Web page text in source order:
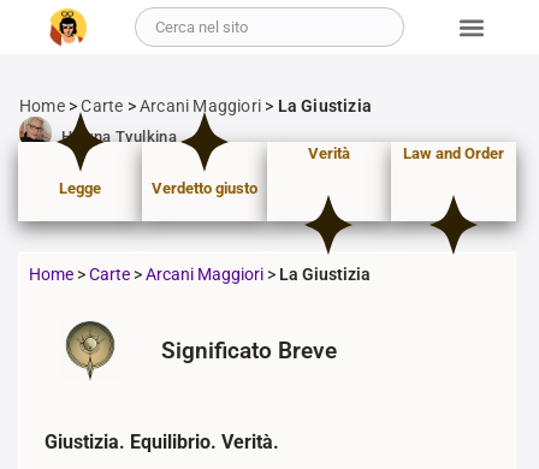
Home>Carte >Arcani Maggiori > La Giustizia
Halyna Tyulkina
Legge Verdetto giusto
Verità Law and Order
Home >Carte >Arcani Maggiori > La Giustizia
Significato Breve
Giustizia. Equilibrio. Verità.